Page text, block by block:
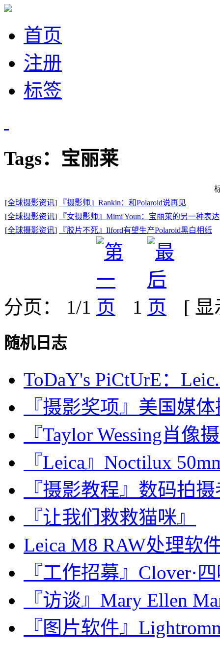
首页
注册
标签
Tags：宝丽莱
[全球摄影资讯]
『摄影师』Rankin：和Polaroid说再见
[全球摄影资讯]
『女摄影师』Mimi Youn：宝丽莱的另一种表达
[全球摄影资讯] 『胶片不死』Ilford有望生产Polaroid黑白相纸
分页： 1/1 1 [
随机日志
ToDaY's PiCtUrE：
『摄影奖项』美国媒
『Taylor Wessing肖像
『Leica』Noctilux
『摄影教程』数码拍
『让我们救救猫咪』
Leica M8 RAW处理软
『工作招募』Clover·
『访谈』Mary Ellen
『图片软件』